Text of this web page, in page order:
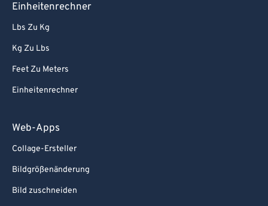
Einheitenrechner
Lbs Zu Kg
Kg Zu Lbs
Feet Zu Meters
Einheitenrechner
Web-Apps
Collage-Ersteller
Bildgrößenänderung
Bild zuschneiden